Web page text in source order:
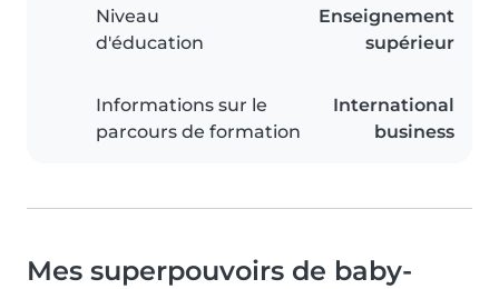
Niveau
d'éducation
Enseignement
supérieur
Informations sur le
parcours de formation
International
business
Mes superpouvoirs de baby-